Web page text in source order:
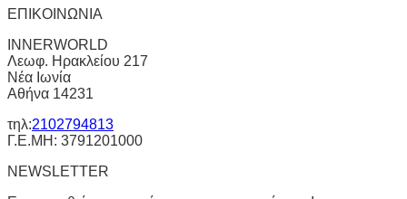
ΕΠΙΚΟΙΝΩΝΙΑ
INNERWORLD
Λεωφ. Ηρακλείου 217
Νέα Ιωνία
Αθήνα 14231
τηλ:2102794813
Γ.Ε.ΜΗ: 3791201000
NEWSLETTER